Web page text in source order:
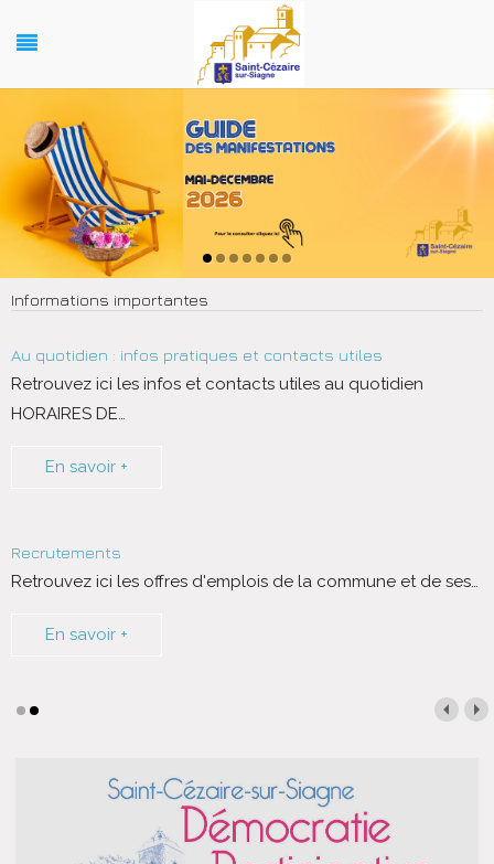
Informations importantes
Au quotidien : infos pratiques et contacts utiles
Retrouvez ici les infos et contacts utiles au quotidien
HORAIRES DE…
En savoir +
Recrutements
Retrouvez ici les offres d'emplois de la commune et de ses…
En savoir +